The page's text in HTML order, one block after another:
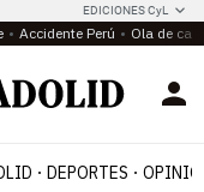
EDICIONES CyL
Accidente Perú Ola de
DEPORTES